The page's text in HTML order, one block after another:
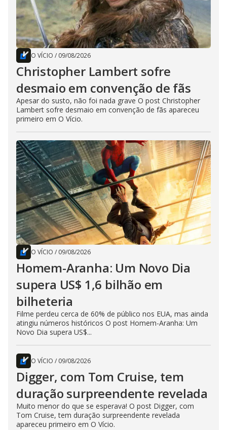
O VÍCIO / 09/08/2026
Christopher Lambert sofre
desmaio em convenção de fãs
Apesar do susto, não foi nada grave O post Christopher
Lambert sofre desmaio em convenção de fãs apareceu
primeiro em O Vício.
O VÍCIO / 09/08/2026
Homem-Aranha: Um Novo Dia
supera US$ 1,6 bilhão em
bilheteria
Filme perdeu cerca de 60% de público nos EUA, mas ainda
atingiu números históricos O post Homem-Aranha: Um
Novo Dia supera US$...
O VÍCIO / 09/08/2026
Digger, com Tom Cruise, tem
duração surpreendente revelada
Muito menor do que se esperava! O post Digger, com
Tom Cruise, tem duração surpreendente revelada
apareceu primeiro em O Vício.